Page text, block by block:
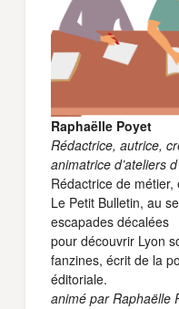
Raphaëlle Poyet
Rédactrice, autrice,
animatrice d’ateliers
Rédactrice de
Le Petit Bulletin, au
escapades décalées
pour découvrir Lyon
fanzines, écrit de la
éditoriale.
animé par Raphaëlle